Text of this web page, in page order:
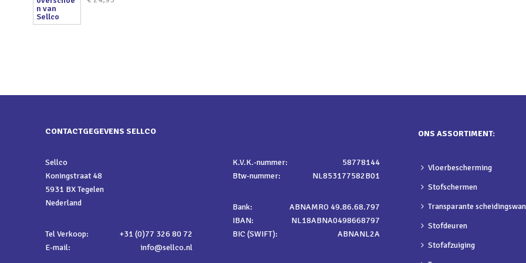
CONTACTGEGEVENS SELLCO
Sellco
Koningstraat 48
5931 BX Tegelen
Nederland
Tel Verkoop:
+31 (0)77 326 80 72
E-mail:
info@sellco.nl
K.V.K.-nummer:
58778144
Btw-nummer:
NL853177582B01
Bank:
ABNAMRO 49.86.68.797
IBAN:
NL18ABNA0498668797
BIC (SWIFT):
ABNANL2A
ONS ASSORTIMENT:
Vloerbescherming
Stofschermen
Transparante
Stofdeuren
Stofafzuiging